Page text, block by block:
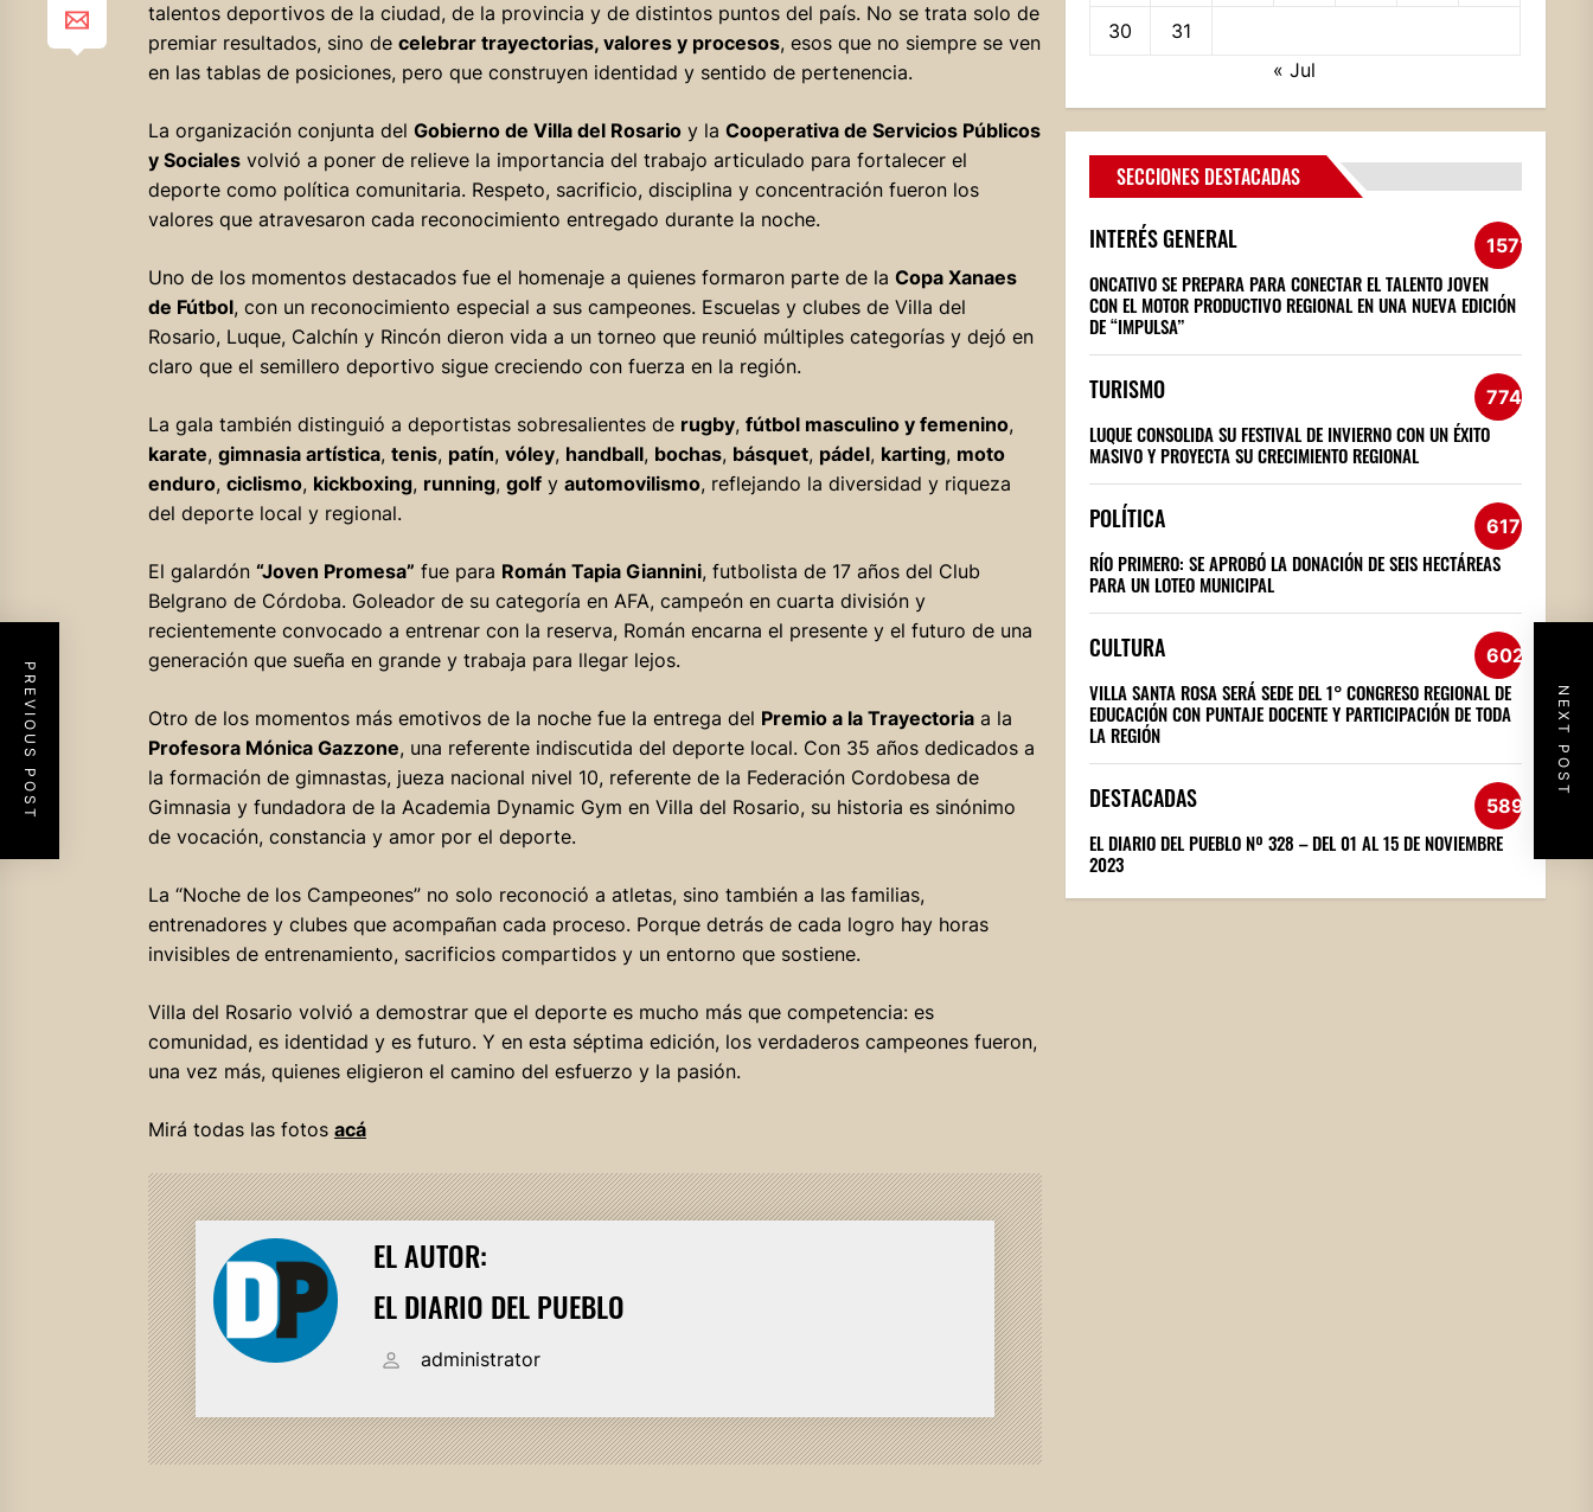
talentos deportivos de la ciudad, de la provincia y de distintos puntos del país. No se trata solo de
premiar resultados, sino de celebrar trayectorias, valores y procesos, esos que no siempre se ven
en las tablas de posiciones, pero que construyen identidad y sentido de pertenencia.
La organización conjunta del Gobierno de Villa del Rosarioy la Cooperativa de Servicios Públicos
y Socialesvolvió a poner de relieve la importancia del trabajo articulado para fortalecer el
deporte como política comunitaria. Respeto, sacrificio, disciplina y concentración fueron los
valores que atravesaron cada reconocimiento entregado durante la noche.
Uno de los momentos destacados fue el homenaje a quienes formaron parte de la Copa Xanaes
de Fútbol, con un reconocimiento especial a sus campeones. Escuelas y clubes de Villa del
Rosario, Luque, Calchín y Rincón dieron vida a un torneo que reunió múltiples categorías y dejó en
claro que el semillero deportivo sigue creciendo con fuerza en la región.
La gala también distinguió a deportistas sobresalientes de rugby, fútbol masculino y femenino,
karate, gimnasia artística, tenis, patín, vóley, handball, bochas, básquet, pádel, karting, moto
enduro, ciclismo, kickboxing, running, golfy automovilismo, reflejando la diversidad y riqueza
del deporte local y regional.
El galardón “Joven Promesa” fue para Román Tapia Giannini, futbolista de 17 años del Club
Belgrano de Córdoba. Goleador de su categoría en AFA, campeón en cuarta división y
recientemente convocado a entrenar con la reserva, Román encarna el presente y el futuro de una
generación que sueña en grande y trabaja para llegar lejos.
Otro de los momentos más emotivos de la noche fue la entrega del Premio a la Trayectoriaa la
Profesora Mónica Gazzone, una referente indiscutida del deporte local. Con 35 años dedicados a
la formación de gimnastas, jueza nacional nivel 10, referente de la Federación Cordobesa de
Gimnasia y fundadora de la Academia Dynamic Gym en Villa del Rosario, su historia es sinónimo
de vocación, constancia y amor por el deporte.
La “Noche de los Campeones” no solo reconoció a atletas, sino también a las familias,
entrenadores y clubes que acompañan cada proceso. Porque detrás de cada logro hay horas
invisibles de entrenamiento, sacrificios compartidos y un entorno que sostiene.
Villa del Rosario volvió a demostrar que el deporte es mucho más que competencia: es
comunidad, es identidad y es futuro. Y en esta séptima edición, los verdaderos campeones fueron,
una vez más, quienes eligieron el camino del esfuerzo y la pasión.
Mirá todas las fotos acá
EL AUTOR:
EL DIARIO DEL PUEBLO
administrator
PREVIOUS POST NEXT POST
30
31
« Jul
SECCIONES DESTACADAS
INTERÉS GENERAL 1571
ONCATIVO SE PREPARA PARA CONECTAR EL TALENTO JOVEN
CON EL MOTOR PRODUCTIVO REGIONAL EN UNA NUEVA EDICIÓN
DE “IMPULSA”
TURISMO 774
LUQUE CONSOLIDA SU FESTIVAL DE INVIERNO CON UN ÉXITO
MASIVO Y PROYECTA SU CRECIMIENTO REGIONAL
POLÍTICA 617
RÍO PRIMERO: SE APROBÓ LA DONACIÓN DE SEIS HECTÁREAS
PARA UN LOTEO MUNICIPAL
CULTURA 602
VILLA SANTA ROSA SERÁ SEDE DEL 1° CONGRESO REGIONAL DE
EDUCACIÓN CON PUNTAJE DOCENTE Y PARTICIPACIÓN DE TODA
LA REGIÓN
DESTACADAS 589
EL DIARIO DEL PUEBLO Nº 328 – DEL 01 AL 15 DE NOVIEMBRE
2023